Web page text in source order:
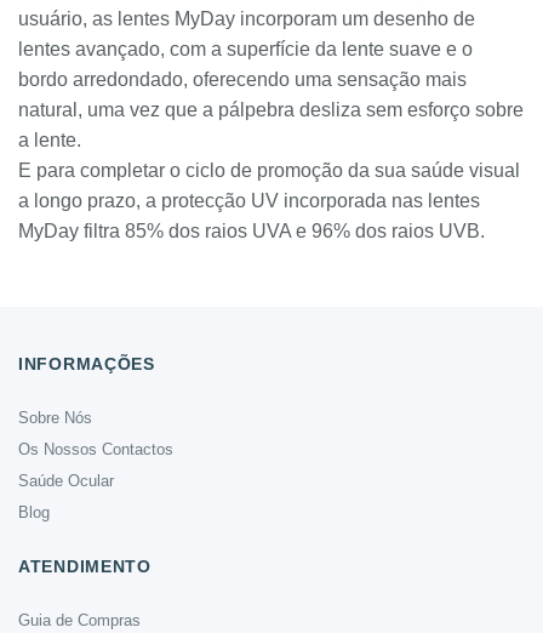
usuário, as lentes MyDay incorporam um desenho de
lentes avançado, com a superfície da lente suave e o
bordo arredondado, oferecendo uma sensação mais
natural, uma vez que a pálpebra desliza sem esforço sobre
a lente.
E para completar o ciclo de promoção da sua saúde visual
a longo prazo, a protecção UV incorporada nas lentes
MyDay filtra 85% dos raios UVA e 96% dos raios UVB.
INFORMAÇÕES
Sobre Nós
Os Nossos Contactos
Saúde Ocular
Blog
ATENDIMENTO
Guia de Compras